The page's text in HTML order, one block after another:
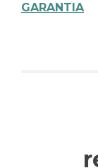
GARANTIA